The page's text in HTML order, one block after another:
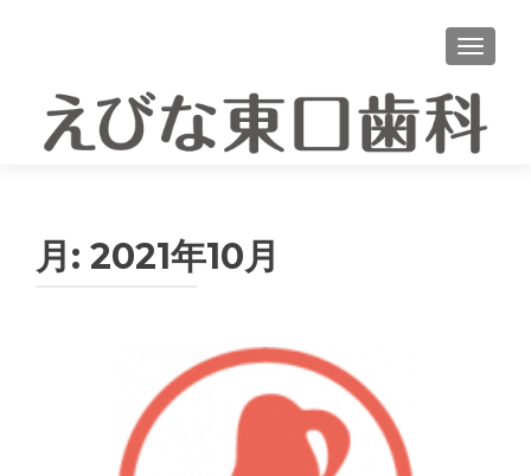
ナビゲ
月: 2021年10月